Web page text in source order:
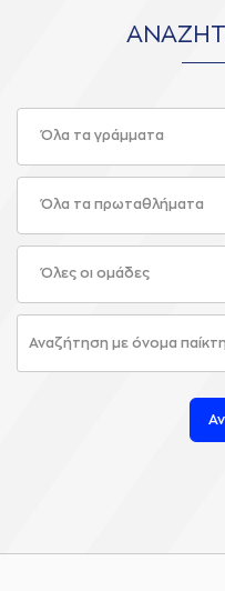
Όλα τα γράμματα
Όλα τα πρωταθλήματα
Όλες οι ομάδες